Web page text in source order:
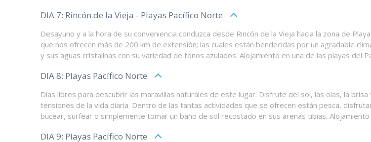
DIA 7: Rincón de la Vieja - Playas Pacífico Norte
Desayuno y a la hora de su conveniencia conduzca desde Rincón de la Vieja hacia la zona de
que nos ofrecen más de 200 km de extensión; las cuales están bendecidas por un agradable
y sus aguas cristalinas con su variedad de tonos azulados. Alojamiento en una de las playas del
DIA 8: Playas Pacífico Norte
Días libres para descubrir las maravillas naturales de este lugar. Disfrute del sol, las olas, la
tensiones de la vida diaria. Dentro de las tantas actividades que se ofrecen están pesca,
bucear, surfear o simplemente tomar un baño de sol recostado en sus arenas tibias.
DIA 9: Playas Pacífico Norte